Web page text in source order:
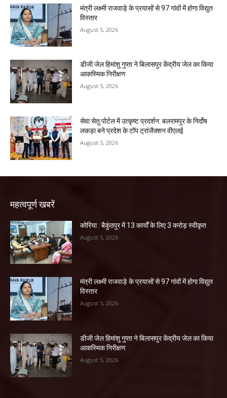
मंत्री लक्ष्मी राजवाड़े के प्रयासों से 97 गांवों में होगा विद्युत
विस्तार
August 5, 2026
डीजी जेल हिमांशु गुप्ता ने बिलासपुर केंद्रीय जेल का किया
आकस्मिक निरीक्षण
August 5, 2026
सेवा सेतु पोर्टल में उत्कृष्ट प्रदर्शन: बलरामपुर के निर्दोष
लकड़ा बने प्रदेश के टॉप ट्रांजैक्शन वीएलई
August 5, 2026
महत्वपूर्ण खबरें
कोरिया : बैकुंठपुर में 13 कार्यों के लिए 3 करोड़ स्वीकृत
August 5, 2026
मंत्री लक्ष्मी राजवाड़े के प्रयासों से 97 गांवों में होगा विद्युत
विस्तार
August 5, 2026
डीजी जेल हिमांशु गुप्ता ने बिलासपुर केंद्रीय जेल का किया
आकस्मिक निरीक्षण
August 5, 2026